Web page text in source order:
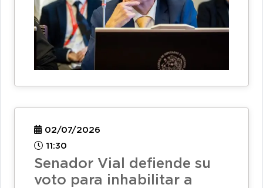
02/07/2026
11:30
Senador Vial defiende su
voto para inhabilitar a